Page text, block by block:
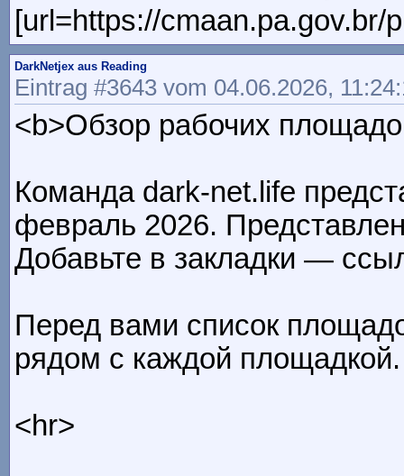
[url=https://
DarkNetjex aus Reading
Eintrag #3643 vom 04.06.2026,
<b>Обзор рабочих
Команда dark-net.life
февраль 2026.
Добавьте в закладки —
Перед вами список
рядом с каждой площадкой.
<hr>